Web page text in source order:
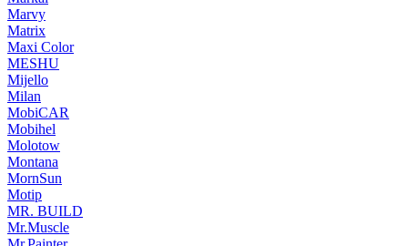
Marvy
Matrix
Maxi Color
MESHU
Mijello
Milan
MobiCAR
Mobihel
Molotow
Montana
MornSun
Motip
MR. BUILD
Mr.Muscle